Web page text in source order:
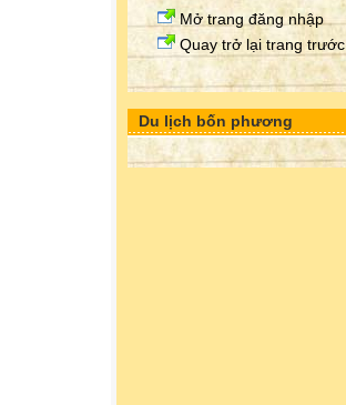
Mở trang đăng nhập
Quay trở lại trang trước
Du lịch bốn phương